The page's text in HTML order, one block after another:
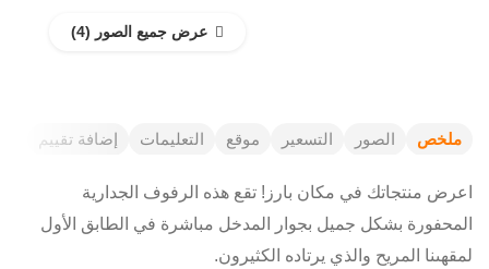
عرض جميع الصور
ملخص الصور التسعير موقع التعليمات إضافة تقييم
اعرض منتجاتك في مكان بارز! تقع هذه الرفوف الجدارية
المحفورة بشكل جميل بجوار المدخل مباشرة في الطابق الأول
لمقهىنا المريح والذي يرتاده الكثيرون.